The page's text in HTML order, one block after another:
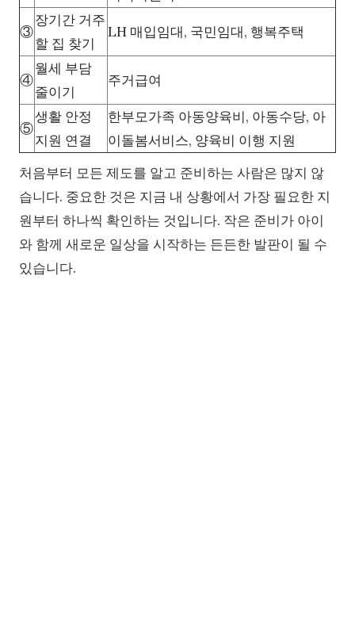
③
장기간 거주
할 집 찾기
LH 매입임대, 국민임대, 행복주택
④
월세 부담
줄이기
주거급여
⑤
생활 안정
지원 연결
한부모가족 아동양육비, 아동수당, 아
이돌봄서비스, 양육비 이행 지원
처음부터 모든 제도를 알고 준비하는 사람은 많지 않
습니다. 중요한 것은 지금 내 상황에서 가장 필요한 지
원부터 하나씩 확인하는 것입니다. 작은 준비가 아이
와 함께 새로운 일상을 시작하는 든든한 발판이 될 수
있습니다.